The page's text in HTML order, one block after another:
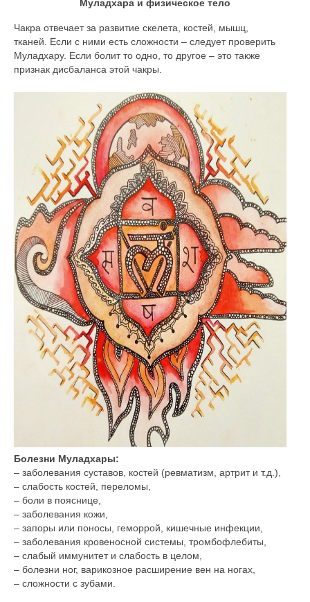
Муладхара и физическое тело
Чакра отвечает за развитие скелета, костей, мышц,
тканей. Если с ними есть сложности – следует проверить
Муладхару. Если болит то одно, то другое – это также
признак дисбаланса этой чакры.
Болезни Муладхары:
– заболевания суставов, костей (ревматизм, артрит и т.д.),
– слабость костей, переломы,
– боли в пояснице,
– заболевания кожи,
– запоры или поносы, геморрой, кишечные инфекции,
– заболевания кровеносной системы, тромбофлебиты,
– слабый иммунитет и слабость в целом,
– болезни ног, варикозное расширение вен на ногах,
– сложности с зубами.